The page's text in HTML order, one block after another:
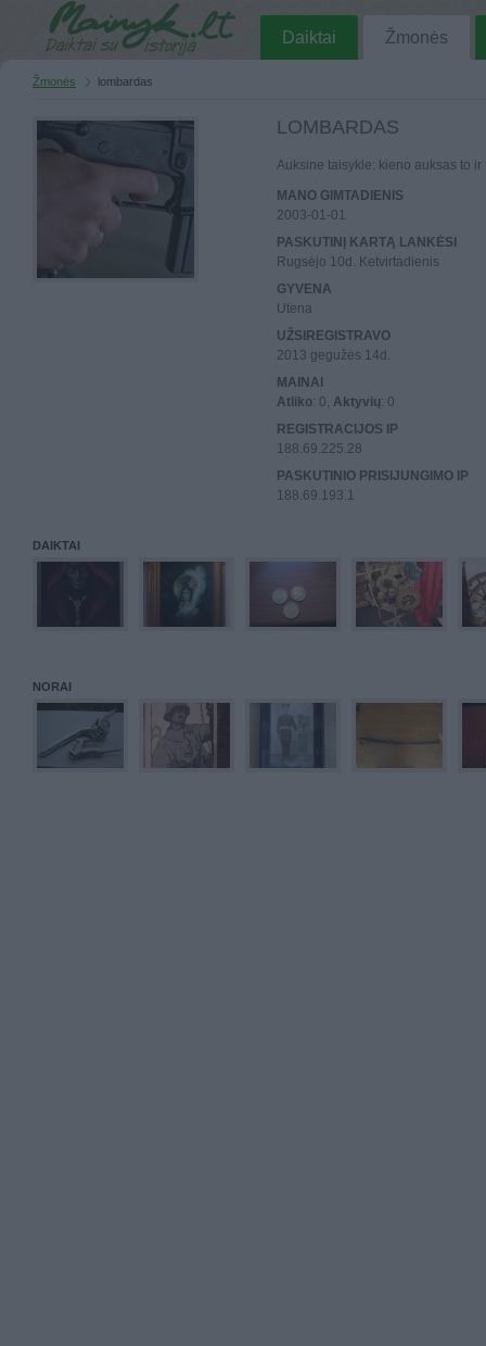
Daiktai Žmonės
Žmonės lombardas
LOMBARDAS
Auksine taisykle: kieno auksas to ir
MANO GIMTADIENIS
2003-01-01
PASKUTINĮ KARTĄ LANKĖSI
Rugsėjo 10d. Ketvirtadienis
GYVENA
Utena
UŽSIREGISTRAVO
2013 gegužės 14d.
MAINAI
Atliko: 0, Aktyvių: 0
REGISTRACIJOS IP
188.69.225.28
PASKUTINIO PRISIJUNGIMO IP
188.69.193.1
DAIKTAI
NORAI